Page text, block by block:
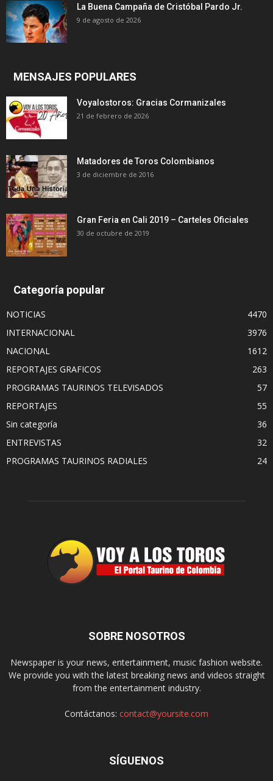
La Buena Campaña de Cristóbal Pardo Jr.
9 de agosto de 2026
MENSAJES POPULARES
Voyalostoros: Gracias Cormanizales
21 de febrero de 2026
Matadores de Toros Colombianos
3 de diciembre de 2016
Gran Feria en Cali 2019 – Carteles Oficiales
30 de octubre de 2019
Categoría popular
NOTICIAS
4470
INTERNACIONAL
3976
NACIONAL
1612
REPORTAJES GRAFICOS
263
PROGRAMAS TAURINOS TELEVISADOS
57
REPORTAJES
55
Sin categoría
36
ENTREVISTAS
32
PROGRAMAS TAURINOS RADIALES
24
SOBRE NOSOTROS
Newspaper is your news, entertainment, music fashion website.
We provide you with the latest breaking news and videos straight
from the entertainment industry.
Contáctanos: contact@yoursite.com
SÍGUENOS